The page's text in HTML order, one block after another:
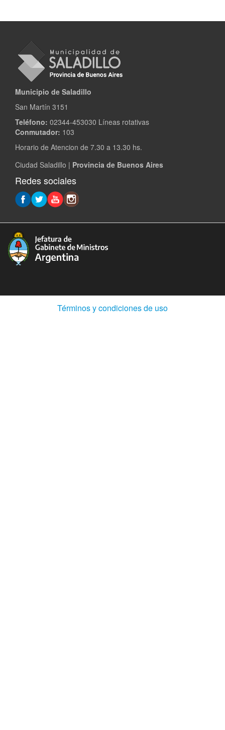
Municipio de Saladillo
San Martín 3151
Teléfono: 02344-453030 Líneas rotativas
Conmutador: 103
Horario de Atencion de 7.30 a 13.30 hs.
Ciudad Saladillo | Provincia de Buenos Aires
Redes sociales
Términos y condiciones de uso(Abre